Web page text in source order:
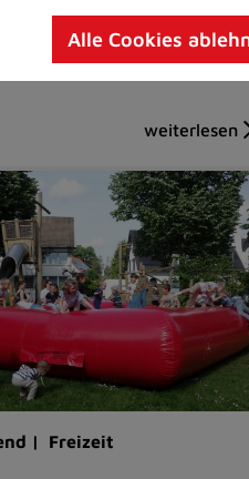
entdecken
| Freizeit
Alle Cookies